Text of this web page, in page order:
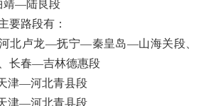
—陆良段
路段有：
卢龙—抚宁—秦皇岛—山海关段、
长春—吉林德惠段
—河北青县段
—河北青县段